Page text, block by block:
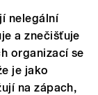
nelegální
a znečišťuje
organizací se
je jako
na zápach,